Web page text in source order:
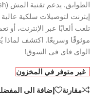
موثوقًا وسريعًا. اكتشف
الواي فاي في السوق!
غير متوفر في المخزون
مقارنة إضافة الى